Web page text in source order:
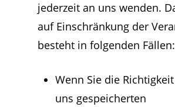
jederzeit an uns wenden.
auf Einschränkung der
besteht in folgenden Fällen:
Wenn Sie die
uns gespeicherten